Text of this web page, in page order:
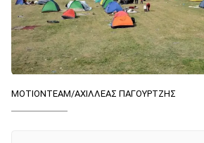
ΜΟΤΙΟΝΤΕΑΜ/ΑΧΙΛΛΕΑΣ ΠΑΓΟΥΡΤΖΗΣ